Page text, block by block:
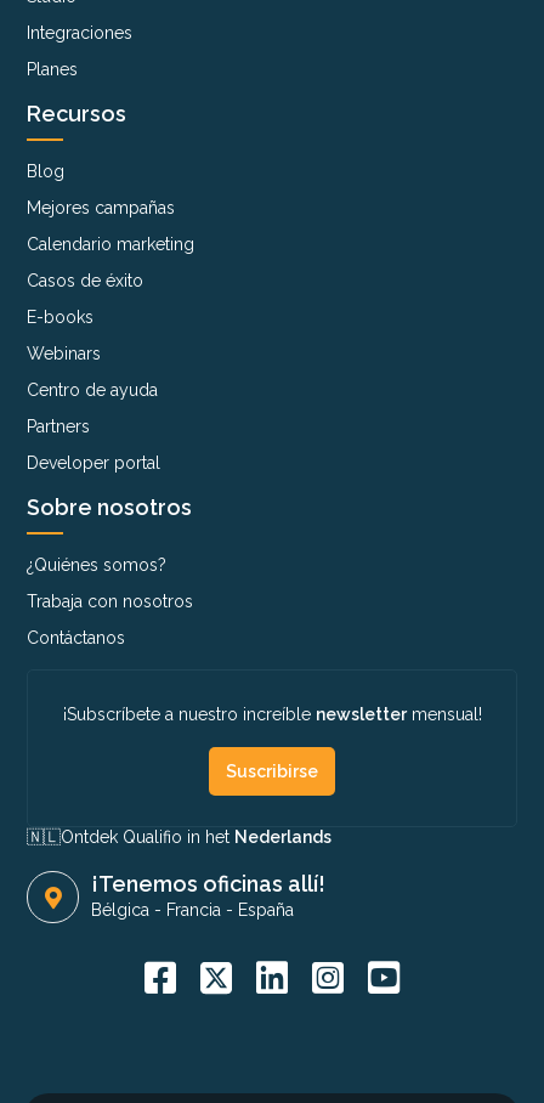
Integraciones
Planes
Recursos
Blog
Mejores campañas
Calendario marketing
Casos de éxito
E-books
Webinars
Centro de ayuda
Partners
Developer portal
Sobre nosotros
¿Quiénes somos?
Trabaja con nosotros
Contáctanos
¡Subscríbete a nuestro increíble newslettermensual!
Suscribirse
🇳🇱​Ontdek Qualifio in het Nederlands
¡Tenemos oficinas allí!
Bélgica - Francia - España